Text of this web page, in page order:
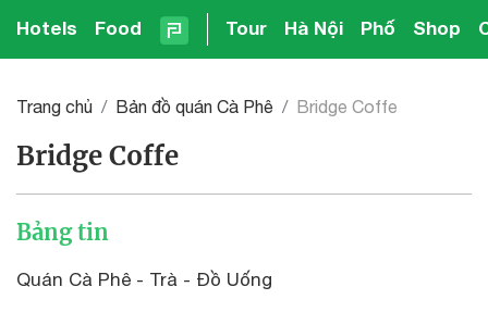
Hotels Food Tour Hà Nội Phố Shop
Trang chủ Bản đồ quán Cà Phê Bridge Coffe
Bridge Coffe
Bảng tin
Quán Cà Phê - Trà - Đồ Uống